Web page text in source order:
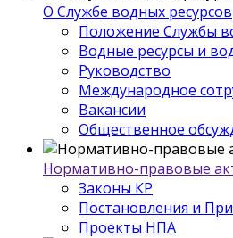
О Службе водных ресурсов
Положение Службы
Водные ресурсы и
Руководство
Международное
Вакансии
Общественное
Нормативно-правовые
Законы КР
Постановления и
Проекты НПА